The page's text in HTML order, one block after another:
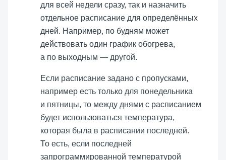
для всей недели сразу, так и назначить
отдельное расписание для определённых
дней. Например, по будням может
действовать один график обогрева,
а по выходным — другой.
Если расписание задано с пропусками,
например есть только для понедельника
и пятницы, то между днями с расписанием
будет использоваться температура,
которая была в расписании последней.
То есть, если последней
запрограммированной температурой